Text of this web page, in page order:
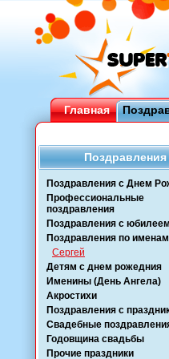
Главная
Поздравления
Поздравления с Днем
Профессиональные
поздравления
Поздравления с юбилеем
Поздравления по именам
Сергей
Детям с днем рожедния
Именины (День Ангела)
Акростихи
Поздравления с
Свадебные
Годовщина свадьбы
Прочие праздники